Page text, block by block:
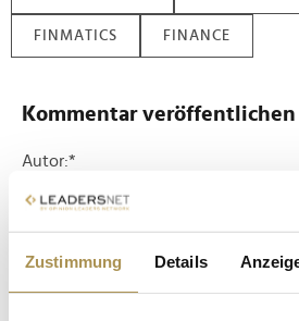
Zustimmung Details
FINMATICS FINANCE
Kommentar veröffentlichen
Autor:*